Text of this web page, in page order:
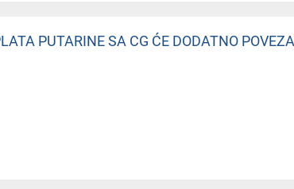
PUTARINE SA CG ĆE DODATNO